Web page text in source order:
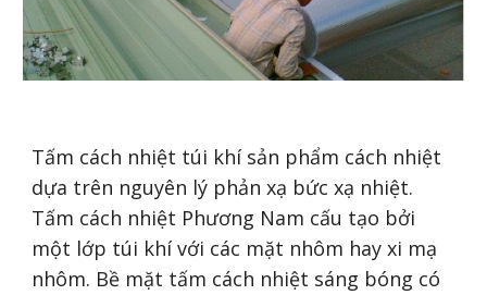
Tấm cách nhiệt túi khí sản phẩm cách nhiệt
dựa trên nguyên lý phản xạ bức xạ nhiệt.
Tấm cách nhiệt Phương Nam cấu tạo bởi
một lớp túi khí với các mặt nhôm hay xi mạ
nhôm. Bề mặt tấm cách nhiệt sáng bóng có